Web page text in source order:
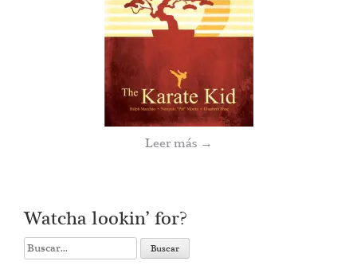
Leer más →
Watcha lookin’ for?
Search
for: